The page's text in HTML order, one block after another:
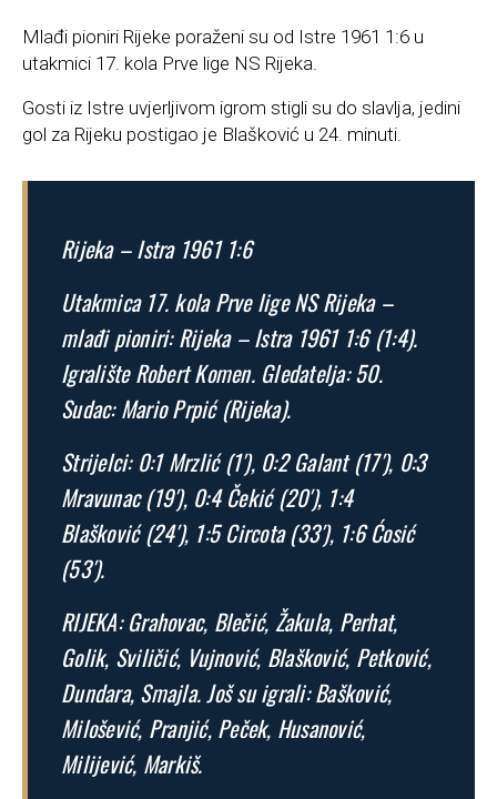
Mlađi pioniri Rijeke poraženi su od Istre 1961 1:6 u
utakmici 17. kola Prve lige NS Rijeka.
Gosti iz Istre uvjerljivom igrom stigli su do slavlja, jedini
gol za Rijeku postigao je Blašković u 24. minuti.
Rijeka – Istra 1961 1:6
Utakmica 17. kola Prve lige NS Rijeka –
mlađi pioniri: Rijeka – Istra 1961 1:6 (1:4).
Igralište Robert Komen. Gledatelja: 50.
Sudac: Mario Prpić (Rijeka).
Strijelci: 0:1 Mrzlić (1′), 0:2 Galant (17′), 0:3
Mravunac (19′), 0:4 Čekić (20′), 1:4
Blašković (24′), 1:5 Circota (33′), 1:6 Ćosić
(53′).
RIJEKA: Grahovac, Blečić, Žakula, Perhat,
Golik, Sviličić, Vujnović, Blašković, Petković,
Dundara, Smajla. Još su igrali: Bašković,
Milošević, Pranjić, Peček, Husanović,
Milijević, Markiš.